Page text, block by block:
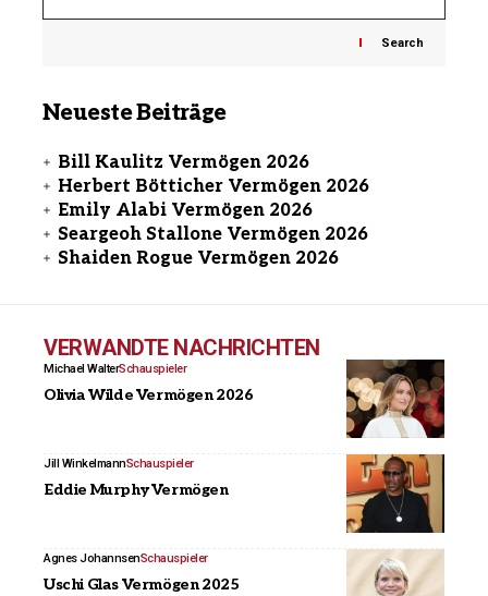
Search
Neueste Beiträge
Bill Kaulitz Vermögen 2026
Herbert Bötticher Vermögen 2026
Emily Alabi Vermögen 2026
Seargeoh Stallone Vermögen 2026
Shaiden Rogue Vermögen 2026
VERWANDTE NACHRICHTEN
Michael WalterSchauspieler
Olivia Wilde Vermögen 2026
Jill WinkelmannSchauspieler
Eddie Murphy Vermögen
Agnes JohannsenSchauspieler
Uschi Glas Vermögen 2025